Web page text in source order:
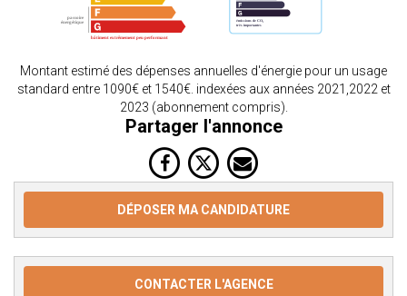
Montant estimé des dépenses annuelles d'énergie pour un usage
standard entre 1090€ et 1540€. indexées aux années 2021,2022 et
2023 (abonnement compris).
Partager l'annonce
DÉPOSER MA CANDIDATURE
CONTACTER L'AGENCE